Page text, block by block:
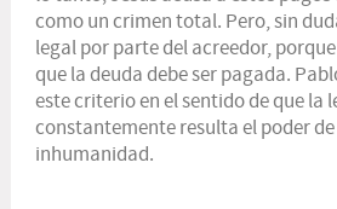
como un crimen total. Pero, sin
legal por parte del acreedor,
que la deuda debe ser pagada.
este criterio en el sentido de que la
constantemente resulta el poder de
inhumanidad.